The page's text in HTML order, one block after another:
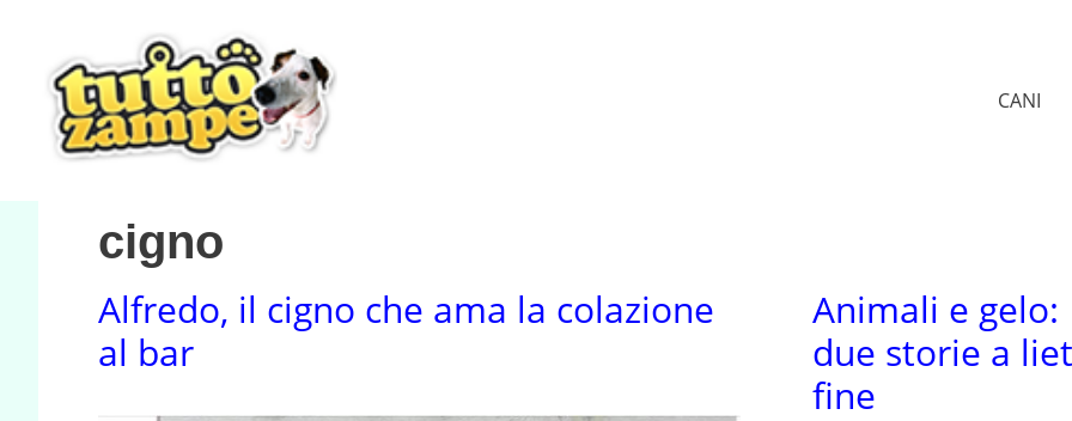
contenuto
CANI
cigno
Alfredo, il cigno che ama la colazione
al bar
Animali e gelo:
due storie a
fine